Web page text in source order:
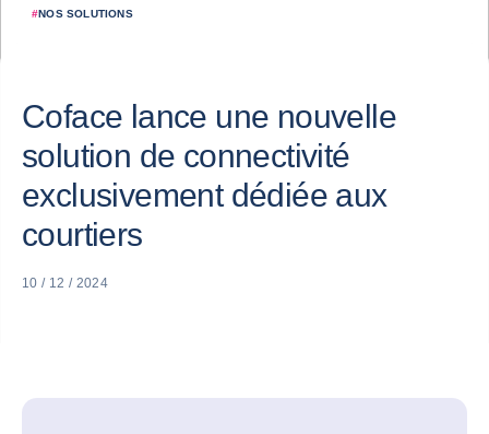
#NOS SOLUTIONS
Coface lance une nouvelle
solution de connectivité
exclusivement dédiée aux
courtiers
10 / 12 / 2024